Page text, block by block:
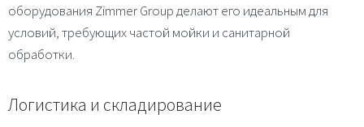
оборудования Zimmer Group делают его идеальным для
условий, требующих частой мойки и санитарной
обработки.
Логистика и складирование